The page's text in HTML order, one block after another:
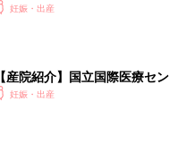
妊娠・出産
【産院紹介】国立国際医療セ
妊娠・出産